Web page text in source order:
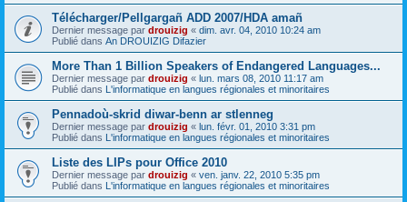
Télécharger/Pellgargañ ADD 2007/HDA amañ
Dernier message par drouizig « dim. avr. 04, 2010 10:24 am
Publié dans An DROUIZIG Difazier
More Than 1 Billion Speakers of Endangered Languages...
Dernier message par drouizig « lun. mars 08, 2010 11:17 am
Publié dans L'informatique en langues régionales et minoritaires
Pennadoù-skrid diwar-benn ar stlenneg
Dernier message par drouizig « lun. févr. 01, 2010 3:31 pm
Publié dans L'informatique en langues régionales et minoritaires
Liste des LIPs pour Office 2010
Dernier message par drouizig « ven. janv. 22, 2010 5:35 pm
Publié dans L'informatique en langues régionales et minoritaires